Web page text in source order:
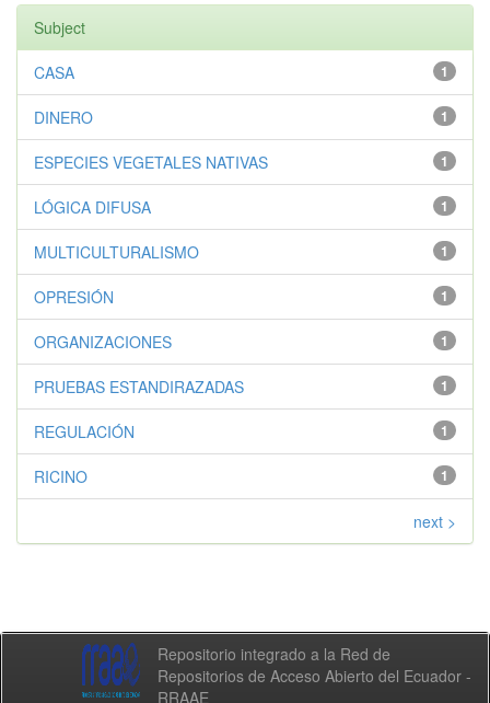
Subject
1
CASA
1
DINERO
1
ESPECIES VEGETALES NATIVAS
1
LÓGICA DIFUSA
1
MULTICULTURALISMO
1
OPRESIÓN
1
ORGANIZACIONES
1
PRUEBAS ESTANDIRAZADAS
1
REGULACIÓN
1
RICINO
next >
Repositorio integrado a la Red de
Repositorios de Acceso Abierto del Ecuador -
RRAAE